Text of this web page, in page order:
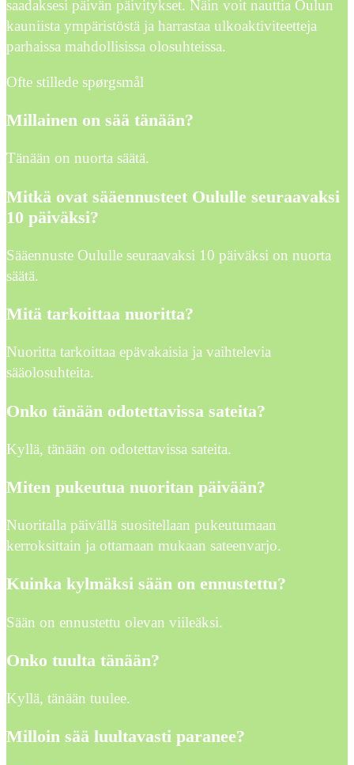
saadaksesi päivän päivitykset. Näin voit nauttia Oulun
kauniista ympäristöstä ja harrastaa ulkoaktiviteetteja
parhaissa mahdollisissa olosuhteissa.
Ofte stillede spørgsmål
Millainen on sää tänään?
Tänään on nuorta säätä.
Mitkä ovat sääennusteet Oululle seuraavaksi
10 päiväksi?
Sääennuste Oululle seuraavaksi 10 päiväksi on nuorta
säätä.
Mitä tarkoittaa nuoritta?
Nuoritta tarkoittaa epävakaisia ja vaihtelevia
sääolosuhteita.
Onko tänään odotettavissa sateita?
Kyllä, tänään on odotettavissa sateita.
Miten pukeutua nuoritan päivään?
Nuoritalla päivällä suositellaan pukeutumaan
kerroksittain ja ottamaan mukaan sateenvarjo.
Kuinka kylmäksi sään on ennustettu?
Sään on ennustettu olevan viileäksi.
Onko tuulta tänään?
Kyllä, tänään tuulee.
Milloin sää luultavasti paranee?